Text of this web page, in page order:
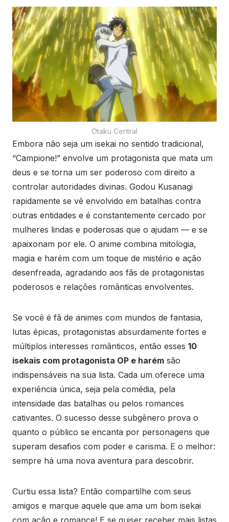
Otaku Central
Embora não seja um isekai no sentido tradicional,
“Campione!” envolve um protagonista que mata um
deus e se torna um ser poderoso com direito a
controlar autoridades divinas. Godou Kusanagi
rapidamente se vê envolvido em batalhas contra
outras entidades e é constantemente cercado por
mulheres lindas e poderosas que o ajudam — e se
apaixonam por ele. O anime combina mitologia,
magia e harém com um toque de mistério e ação
desenfreada, agradando aos fãs de protagonistas
poderosos e relações românticas envolventes.
Se você é fã de animes com mundos de fantasia,
lutas épicas, protagonistas absurdamente fortes e
múltiplos interesses românticos, então esses 10
isekais com protagonista OP e harém são
indispensáveis na sua lista. Cada um oferece uma
experiência única, seja pela comédia, pela
intensidade das batalhas ou pelos romances
cativantes. O sucesso desse subgênero prova o
quanto o público se encanta por personagens que
superam desafios com poder e carisma. E o melhor:
sempre há uma nova aventura para descobrir.
Curtiu essa lista? Então compartilhe com seus
amigos e marque aquele que ama um bom isekai